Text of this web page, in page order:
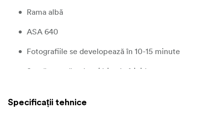
Rama albă
ASA 640
Fotografiile se developează în 10-15 minute
Se păstrează cel mai bine la frigider
Specificații tehnice